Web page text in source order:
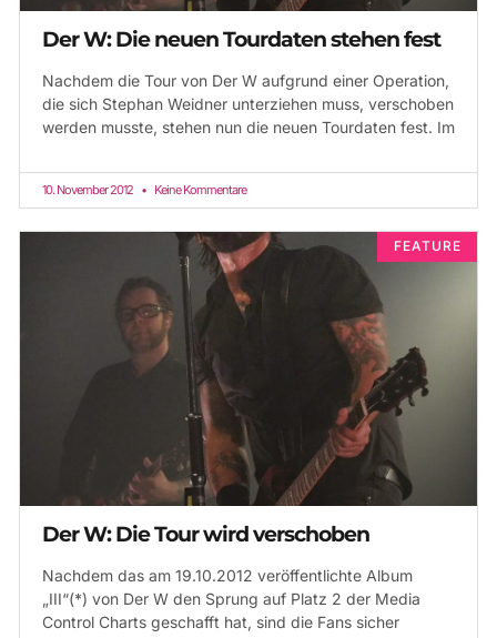
Der W: Die neuen Tourdaten stehen fest
Nachdem die Tour von Der W aufgrund einer Operation,
die sich Stephan Weidner unterziehen muss, verschoben
werden musste, stehen nun die neuen Tourdaten fest. Im
10. November 2012 Keine Kommentare
FEATURE
Der W: Die Tour wird verschoben
Nachdem das am 19.10.2012 veröffentlichte Album
„III“(*) von Der W den Sprung auf Platz 2 der Media
Control Charts geschafft hat, sind die Fans sicher